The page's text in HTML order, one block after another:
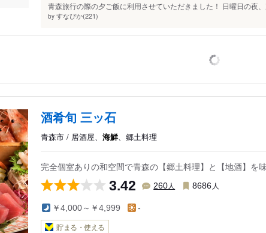
青森旅行の際の夕ご飯に利用させていただきました！ 日曜日の夜
by すなぴか(221)
酒肴旬 三ッ石
青森市 / 居酒屋、 海鮮、郷土料理
完全個室ありの和空間で青森の【郷土料理】と【地酒】
3.42 260人 8686 人
￥4,000～￥4,999 -
貯まる・使える